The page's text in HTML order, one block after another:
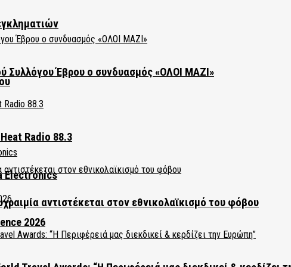
Συλλόγου Έβρου ο συνδυασμός «ΟΛΟΙ ΜΑΖΙ»
Radio 88.3
αντιστέκεται στον εθνικολαϊκισμό του φόβου
Electronics
2026